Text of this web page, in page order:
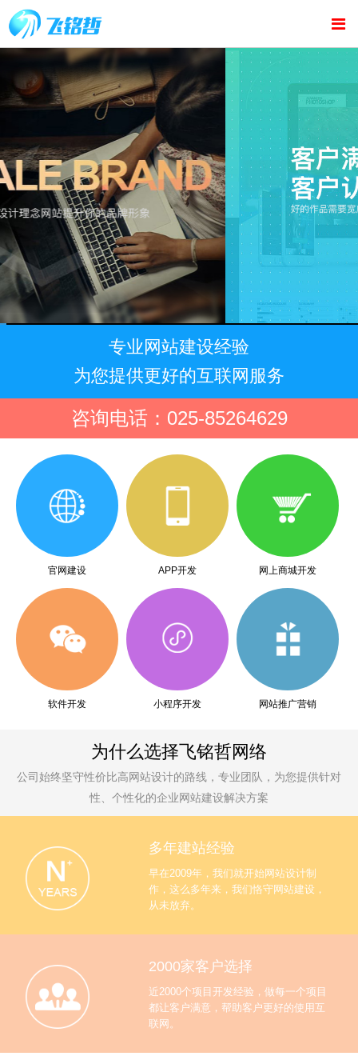
专业网站建设经验
为您提供更好的互联网服务
咨询电话：025-85264629
官网建设 APP开发 网上商城开发
软件开发 小程序开发 网站推广营销
为什么选择飞铭哲网络
公司始终坚守性价比高网站设计的路线，专业团队，为您提供针对
性、个性化的企业网站建设解决方案
多年建站经验
早在2009年，我们就开始网站设计制
作，这么多年来，我们恪守网站建设，
从未放弃。
2000家客户选择
近2000个项目开发经验，做每一个项目
都让客户满意，帮助客户更好的使用互
联网。